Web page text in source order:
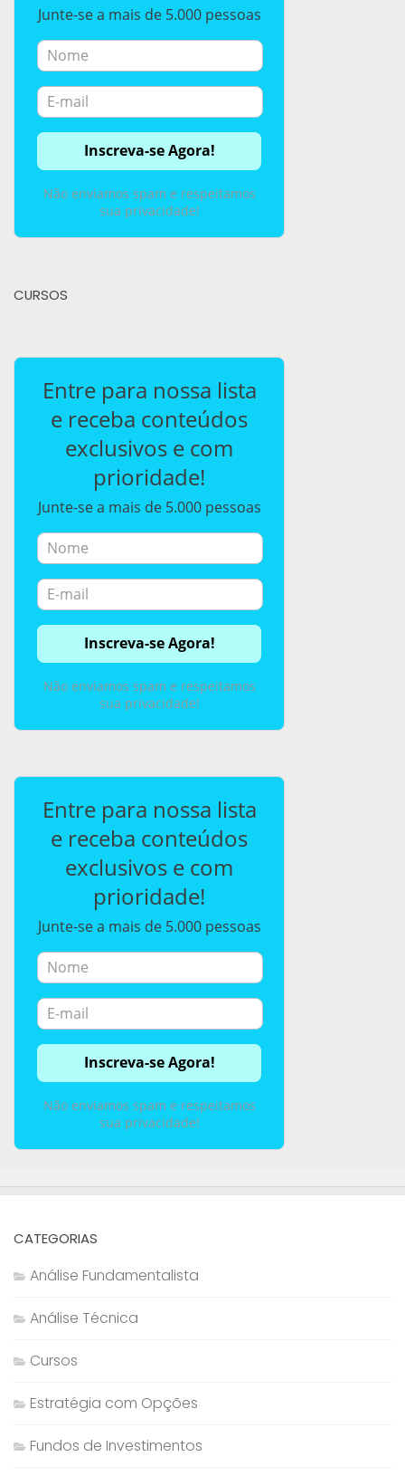
Junte-se a mais de 5.000 pessoas
Não enviamos spam e respeitamos
sua privacidade!
CURSOS
Entre para nossa lista
e receba conteúdos
exclusivos e com
prioridade!
Junte-se a mais de 5.000 pessoas
Não enviamos spam e respeitamos
sua privacidade!
Entre para nossa lista
e receba conteúdos
exclusivos e com
prioridade!
Junte-se a mais de 5.000 pessoas
Não enviamos spam e respeitamos
sua privacidade!
CATEGORIAS
Análise Fundamentalista
Análise Técnica
Cursos
Estratégia com Opções
Fundos de Investimentos